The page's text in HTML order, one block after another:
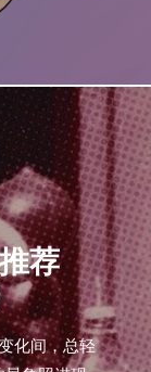
荐
化间，总轻